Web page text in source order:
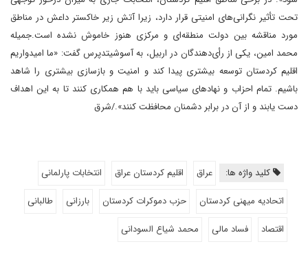
تحت تأثیر نگرانی‌های امنیتی قرار دارد، زیرا آتش زیر خاکستر داعش در مناطق
مورد مناقشه بین دولت‌ منطقه‌ای و مرکزی‌ هنوز خاموش نشده است.جمیله
محمد امین، یکی از رأی‌دهندگان در اربیل، به آسوشیتدپرس گفت: «ما امیدواریم
اقلیم کردستان توسعه بیشتری پیدا کند و امنیت و بازسازی بیشتری را شاهد
باشیم. تمام احزاب و نهادهای سیاسی باید با هم همکاری کنند تا به این اهداف
دست یابند و از آن‌ در برابر دشمنان محافظت کنند»./شرق
کلید واژه ها: عراق اقلیم کردستان عراق
انتخابات پارلمانی
اتحادیه میهنی کردستان
حزب دموکرات کردستان بارزانی
طالبانی
اقتصاد
فساد مالی محمد شیاع السودانی